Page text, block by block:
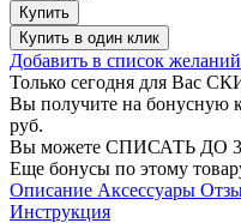
Купить
Купить в один клик
Добавить в список желаний
Только сегодня для Вас
Вы получите на
руб.
Вы можете СПИСАТЬ ДО
Еще бонусы по этому
Описание Аксессуары
Инструкция